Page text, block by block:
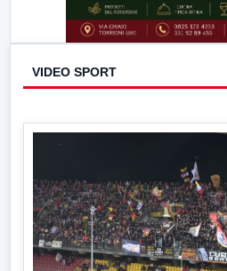
VIDEO SPORT